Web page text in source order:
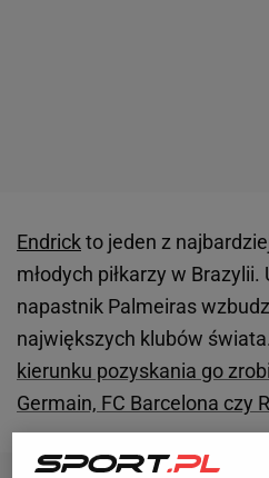
Endrickto jeden z
młodych piłkarzy w
napastnik Palmeiras
największych klubów świata.
kierunku pozyskania go
Germain, FC Barcelona czy